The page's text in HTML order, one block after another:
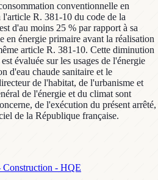
conventionnelle en
R. 381-10 du code de la
d'au moins 25 % par rapport à sa
en énergie primaire avant la réalisation
article R. 381-10. Cette diminution
évaluée sur les usages de l'énergie
d'eau chaude sanitaire et le
de l'habitat, de l'urbanisme et
de l'énergie et du climat sont
de l'exécution du présent arrêté,
de la République française.
- HQE